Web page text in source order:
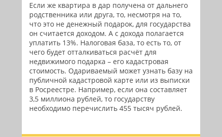
Если же квартира в дар получена от дальнего
родственника или друга, то, несмотря на то,
что это не денежный подарок, для государства
он считается доходом. А с дохода полагается
уплатить 13%. Налоговая база, то есть то, от
чего будет отталкиваться расчёт для
недвижимого подарка – его кадастровая
стоимость. Одариваемый может узнать базу на
публичной кадастровой карте или из выписки
в Росреестре. Например, если она составляет
3,5 миллиона рублей, то государству
необходимо перечислить 455 тысяч рублей.